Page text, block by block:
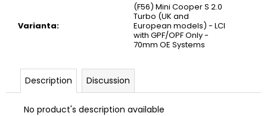
Varianta:
(F56) Mini Cooper S 2.0
Turbo (UK and
European models) - LCI
with GPF/OPF Only -
70mm OE Systems
Description Discussion
No product's description available